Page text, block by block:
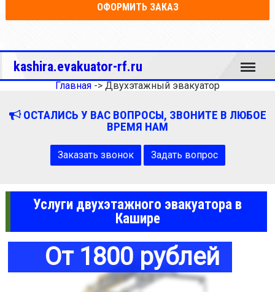
ОФОРМИТЬ ЗАКАЗ
kashira.evakuator-rf.ru Меню
Главная -> Двухэтажный эвакуатор
ОСТАЛИСЬ У ВАС ВОПРОСЫ, ЗВОНИТЕ В ЛЮБОЕ
ВРЕМЯ НАМ
Заказать звонок Задать вопрос
Услуги двухэтажного эвакуатора в
Кашире
От 1800 рублей